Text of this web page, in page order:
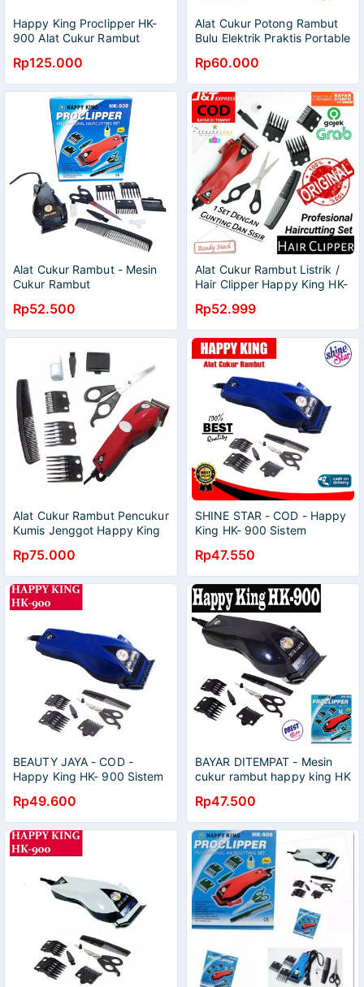
Happy King Proclipper HK-
900 Alat Cukur Rambut
Terbaik
Rp125.000
Alat Cukur Potong Rambut
Bulu Elektrik Praktis Portable
Rp60.000
Alat Cukur Rambut - Mesin
Cukur Rambut
Rp52.500
Alat Cukur Rambut Listrik /
Hair Clipper Happy King HK-
Rp52.999
Alat Cukur Rambut Pencukur
Kumis Jenggot Happy King
900 Murah
Rp75.000
SHINE STAR - COD - Happy
King HK- 900 Sistem
Potong Rambut Kumis
Jenggot
Rp47.550
BEAUTY JAYA - COD -
Happy King HK- 900 Sistem
Potong Rambut Kumis
Jenggot
Rp49.600
BAYAR DITEMPAT - Mesin
cukur rambut happy king HK
Rp47.500